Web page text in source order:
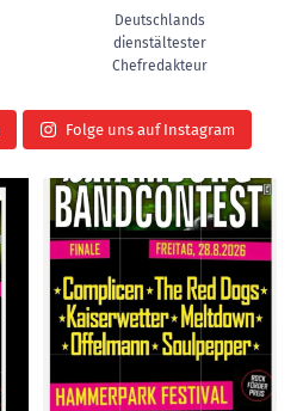
Deutschlands
dienstältester
Chefredakteur
Folge uns auf Instagram
oxmoxhh
5 0